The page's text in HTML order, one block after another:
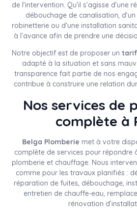
de l’intervention. Qu’il s’agisse d’une
débouchage de canalisation,
robinetterie ou d’une installation
à l’avance afin de prendre une
Notre objectif est de proposer un tarif
adapté à la situation et sans
transparence fait partie de nos
contribue à construire une relation
Nos services de
complète à
Belga Plomberie met à votre
complète de services pour répondre
plomberie et chauffage. Nous
comme pour les travaux planifiés :
réparation de fuites, débouchage,
entretien de chauffe-eau,
rénovation